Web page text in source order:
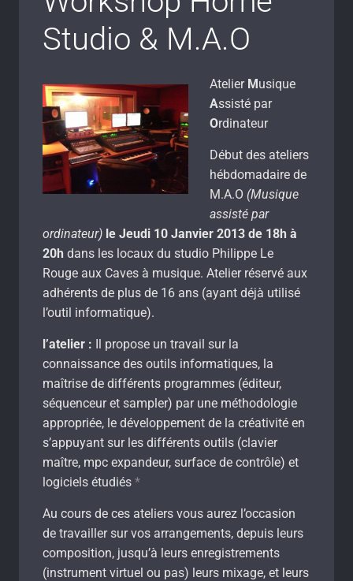
Studio & M.A.O
Atelier Musique
Assisté par
Ordinateur
Début des ateliers
hébdomadaire de
M.A.O (Musique
assisté par
ordinateur) le Jeudi 10 Janvier 2013 de 18h à
20h dans les locaux du studio Philippe Le
Rouge aux Caves à musique. Atelier réservé aux
adhérents de plus de 16 ans (ayant déjà utilisé
l’outil informatique).
l’atelier : Il propose un travail sur la
connaissance des outils informatiques, la
maîtrise de différents programmes (éditeur,
séquenceur et sampler) par une méthodologie
appropriée, le développement de la créativité en
s’appuyant sur les différents outils (clavier
maître, mpc expandeur, surface de contrôle) et
logiciels étudiés *
Au cours de ces ateliers vous aurez l’occasion
de travailler sur vos arrangements, depuis leurs
composition, jusqu’à leurs enregistrements
(instrument virtuel ou pas) leurs mixage, et leurs